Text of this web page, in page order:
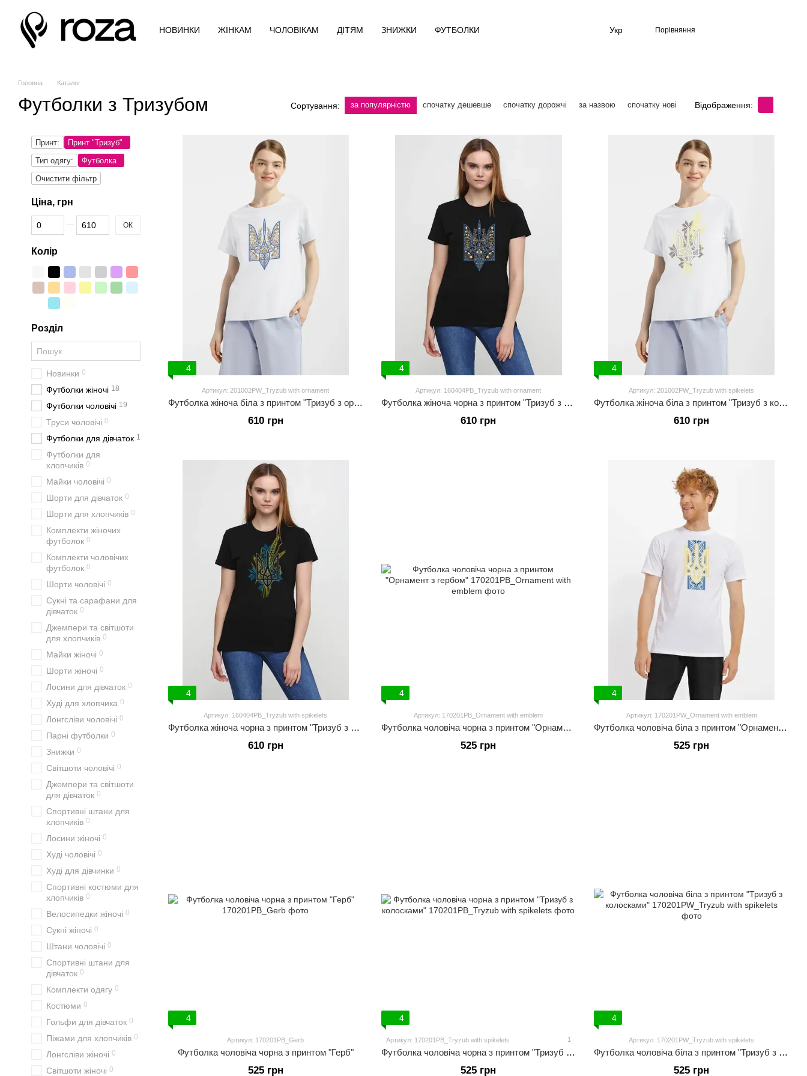
НОВИНКИ ЖІНКАМ ЧОЛОВІКАМ ДІТЯМ ЗНИЖКИ ФУТБОЛКИ Укр Порівняння
Головна Каталог
Футболки з Тризубом Сортування: за популярністю спочатку дешевше спочатку дорожчі за назвою спочатку нові Відображення:
4
Артикул: 201002PW_Tryzub with ornament
Футболка жіноча біла з принтом "Тризуб з орнаментом"
610 грн
4
Артикул: 160404PB_Tryzub with ornament
Футболка жіноча чорна з принтом "Тризуб з орнаментом"
610 грн
4
Артикул: 201002PW_Tryzub with spikelets
Футболка жіноча біла з принтом "Тризуб з колосками"
610 грн
4
Артикул: 160404PB_Tryzub with spikelets
Футболка жіноча чорна з принтом "Тризуб з колосками"
610 грн
4
Артикул: 170201PB_Ornament with emblem
Футболка чоловіча чорна з принтом "Орнамент з гербом"
525 грн
4
Артикул: 170201PW_Ornament with emblem
Футболка чоловіча біла з принтом "Орнамент з гербом"
525 грн
4
Артикул: 170201PB_Gerb
Футболка чоловіча чорна з принтом "Герб"
525 грн
4
Артикул: 170201PB_Tryzub with spikelets 1
Футболка чоловіча чорна з принтом "Тризуб з колосками"
525 грн
4
Артикул: 170201PW_Tryzub with spikelets
Футболка чоловіча біла з принтом "Тризуб з колосками"
525 грн
Принт:
Принт "Тризуб"
Тип одягу:
Футболка
Очистити фільтр
Ціна, грн
Від Ціна, грн
До Ціна, грн ОК
Колір
Розділ
Новинки 0
Футболки жіночі 18
Футболки чоловічі 19
Труси чоловічі 0
Футболки для дівчаток 1
Футболки для
хлопчиків 0
Майки чоловічі 0
Шорти для дівчаток 0
Шорти для хлопчиків 0
Комплекти жіночих
футболок 0
Комплекти чоловічих
футболок 0
Шорти чоловічі 0
Сукні та сарафани для
дівчаток 0
Джемпери та світшоти
для хлопчиків 0
Майки жіночі 0
Шорти жіночі 0
Лосини для дівчаток 0
Худі для хлопчика 0
Лонгсліви чоловічі 0
Парні футболки 0
Знижки 0
Світшоти чоловічі 0
Джемпери та світшоти
для дівчаток 0
Спортивні штани для
хлопчиків 0
Лосини жіночі 0
Худі чоловічі 0
Худі для дівчинки 0
Спортивні костюми для
хлопчиків 0
Велосипедки жіночі 0
Сукні жіночі 0
Штани чоловічі 0
Спортивні штани для
дівчаток 0
Комплекти одягу 0
Костюми 0
Гольфи для дівчаток 0
Піжами для хлопчиків 0
Лонгсліви жіночі 0
Світшоти жіночі 0